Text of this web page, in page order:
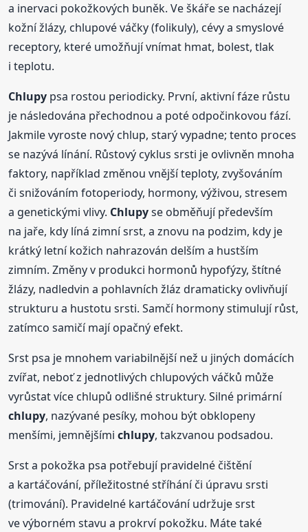
a inervaci pokožkových buněk. Ve škáře se nacházejí
kožní žlázy, chlupové váčky (folikuly), cévy a smyslové
receptory, které umožňují vnímat hmat, bolest, tlak
i teplotu.
Chlupy psa rostou periodicky. První, aktivní fáze růstu
je následována přechodnou a poté odpočinkovou fází.
Jakmile vyroste nový chlup, starý vypadne; tento proces
se nazývá línání. Růstový cyklus srsti je ovlivněn mnoha
faktory, například změnou vnější teploty, zvyšováním
či snižováním fotoperiody, hormony, výživou, stresem
a genetickými vlivy. Chlupyse obměňují především
na jaře, kdy líná zimní srst, a znovu na podzim, kdy je
krátký letní kožich nahrazován delším a hustším
zimním. Změny v produkci hormonů hypofýzy, štítné
žlázy, nadledvin a pohlavních žláz dramaticky ovlivňují
strukturu a hustotu srsti. Samčí hormony stimulují růst,
zatímco samičí mají opačný efekt.
Srst psa je mnohem variabilnější než u jiných domácích
zvířat, neboť z jednotlivých chlupových váčků může
vyrůstat více chlupů odlišné struktury. Silné primární
chlupy, nazývané pesíky, mohou být obklopeny
menšími, jemnějšímichlupy, takzvanou podsadou.
Srst a pokožka psa potřebují pravidelné čištění
a kartáčování, příležitostné stříhání či úpravu srsti
(trimování). Pravidelné kartáčování udržuje srst
ve výborném stavu a prokrví pokožku. Máte také